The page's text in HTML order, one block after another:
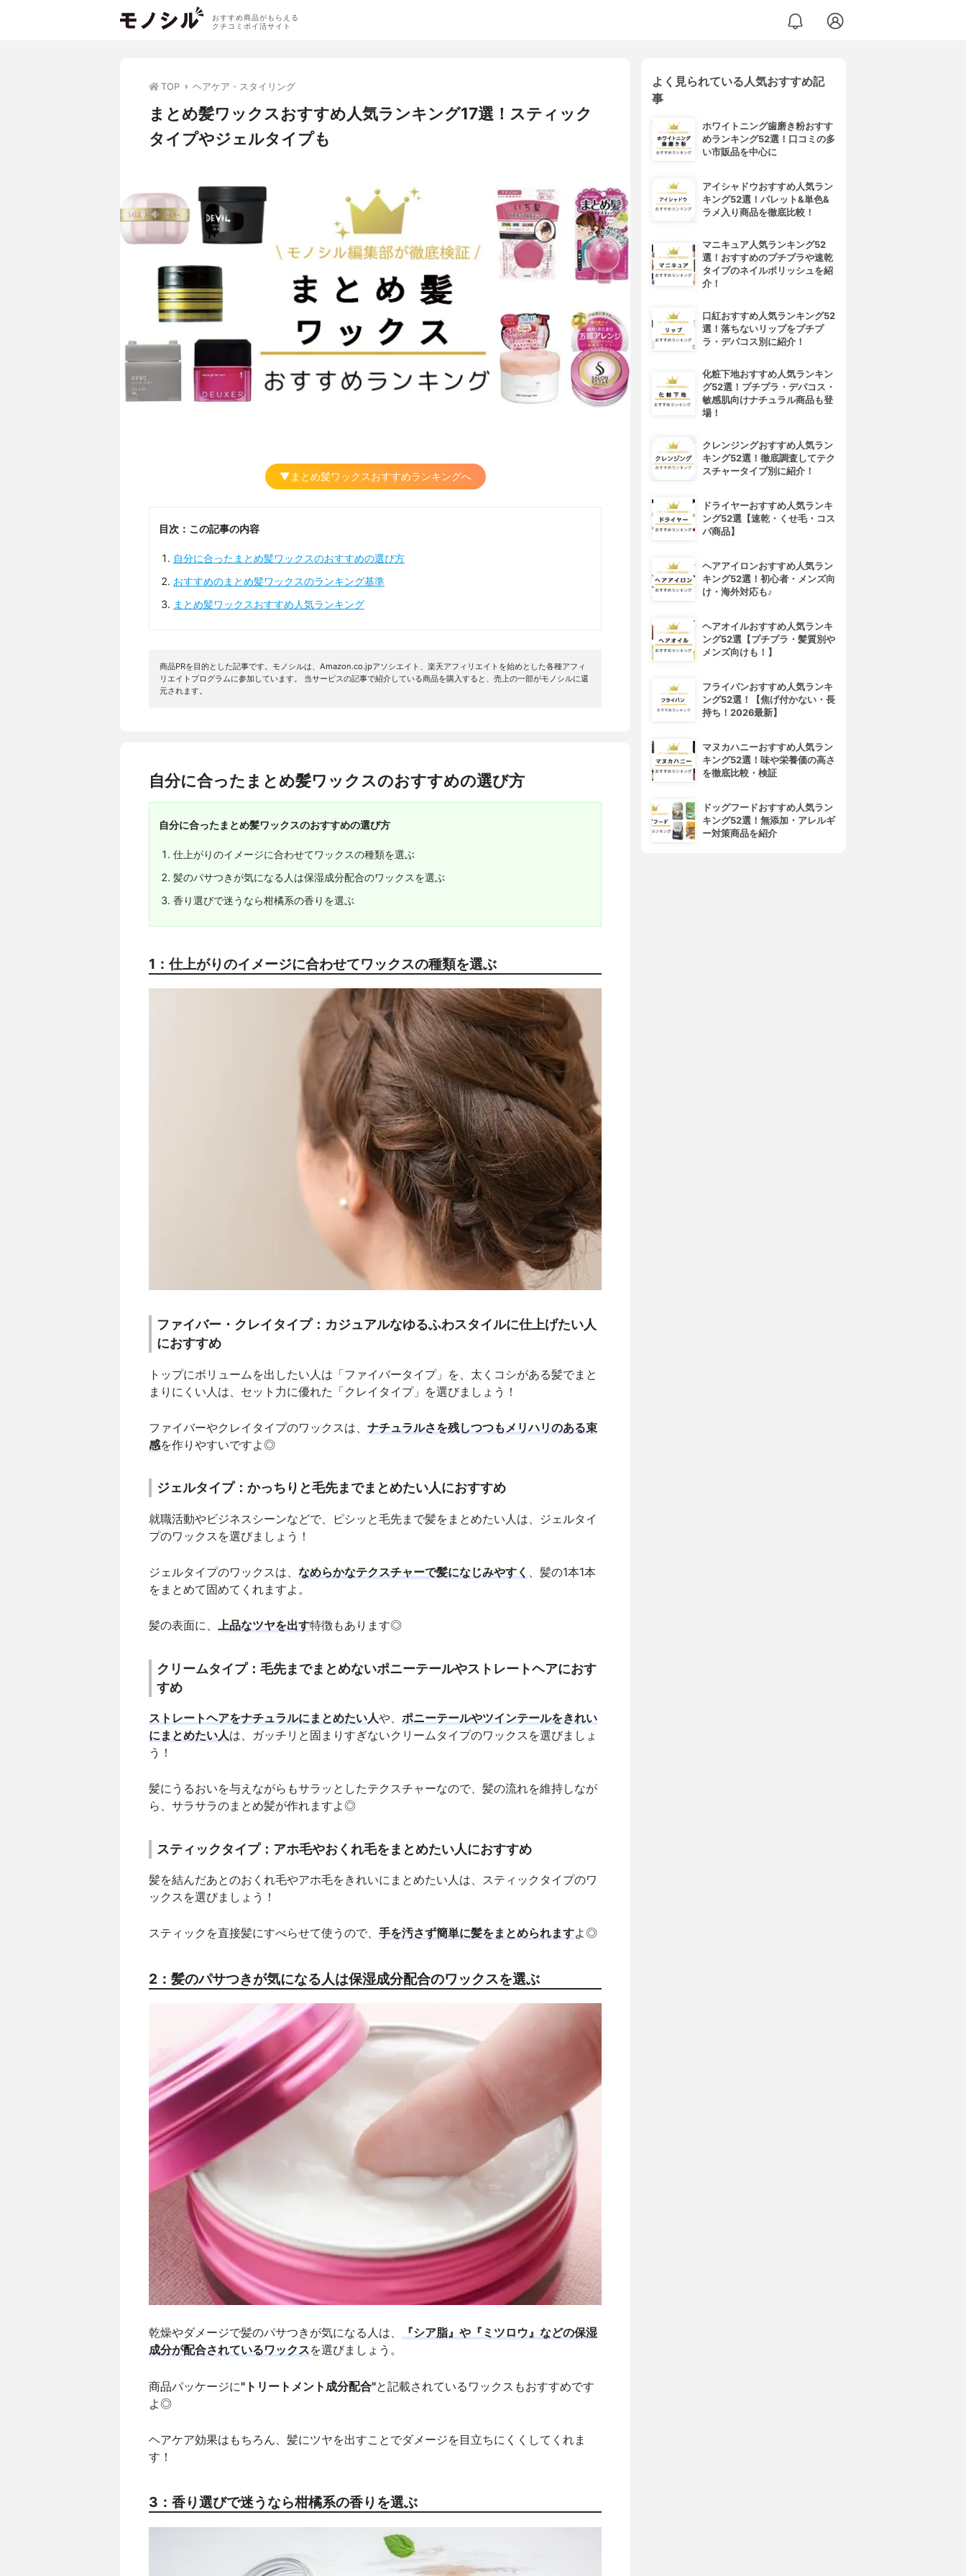
おすすめ商品がもらえる
クチコミポイ活サイト
TOP ヘアケア・スタイリング
まとめ髪ワックスおすすめ人気ランキング17選！スティック
タイプやジェルタイプも
▼まとめ髪ワックスおすすめランキングへ
目次：この記事の内容
自分に合ったまとめ髪ワックスのおすすめの選び方
おすすめのまとめ髪ワックスのランキング基準
まとめ髪ワックスおすすめ人気ランキング
商品PRを目的とした記事です。モノシルは、Amazon.co.jpアソシエイト、楽天アフィリエイトを始めとした各種アフィ
リエイトプログラムに参加しています。 当サービスの記事で紹介している商品を購入すると、売上の一部がモノシルに還
元されます。
自分に合ったまとめ髪ワックスのおすすめの選び方
自分に合ったまとめ髪ワックスのおすすめの選び方
仕上がりのイメージに合わせてワックスの種類を選ぶ
髪のパサつきが気になる人は保湿成分配合のワックスを選ぶ
香り選びで迷うなら柑橘系の香りを選ぶ
1：仕上がりのイメージに合わせてワックスの種類を選ぶ
ファイバー・クレイタイプ：カジュアルなゆるふわスタイルに仕上げたい人
におすすめ
トップにボリュームを出したい人は「ファイバータイプ」を、太くコシがある髪でまと
まりにくい人は、セット力に優れた「クレイタイプ」を選びましょう！
ファイバーやクレイタイプのワックスは、 ナチュラルさを残しつつもメリハリのある束
感を作りやすいですよ◎
ジェルタイプ：かっちりと毛先までまとめたい人におすすめ
就職活動やビジネスシーンなどで、ピシッと毛先まで髪をまとめたい人は、ジェルタイ
プのワックスを選びましょう！
ジェルタイプのワックスは、 なめらかなテクスチャーで髪になじみやすく 、髪の1本1本
をまとめて固めてくれますよ。
髪の表面に、 上品なツヤを出す特徴もあります◎
クリームタイプ：毛先までまとめないポニーテールやストレートヘアにおす
すめ
ストレートヘアをナチュラルにまとめたい人や、 ポニーテールやツインテールをきれい
にまとめたい人は、ガッチリと固まりすぎないクリームタイプのワックスを選びましょ
う！
髪にうるおいを与えながらもサラッとしたテクスチャーなので、髪の流れを維持しなが
ら、サラサラのまとめ髪が作れますよ◎
スティックタイプ：アホ毛やおくれ毛をまとめたい人におすすめ
髪を結んだあとのおくれ毛やアホ毛をきれいにまとめたい人は、スティックタイプのワ
ックスを選びましょう！
スティックを直接髪にすべらせて使うので、 手を汚さず簡単に髪をまとめられますよ◎
2：髪のパサつきが気になる人は保湿成分配合のワックスを選ぶ
乾燥やダメージで髪のパサつきが気になる人は、
『シア脂』や『ミツロウ』などの保湿
成分が配合されているワックスを選びましょう。
商品パッケージに"トリートメント成分配合"と記載されているワックスもおすすめです
よ◎
ヘアケア効果はもちろん、髪にツヤを出すことでダメージを目立ちにくくしてくれま
す！
3：香り選びで迷うなら柑橘系の香りを選ぶ
よく見られている人気おすすめ記
事
ホワイトニング歯磨き粉おすす
めランキング52選！口コミの多
い市販品を中心に
アイシャドウおすすめ人気ラン
キング52選！パレット&単色&
ラメ入り商品を徹底比較！
マニキュア人気ランキング52
選！おすすめのプチプラや速乾
タイプのネイルポリッシュを紹
介！
口紅おすすめ人気ランキング52
選！落ちないリップをプチプ
ラ・デパコス別に紹介！
化粧下地おすすめ人気ランキン
グ52選！プチプラ・デパコス・
敏感肌向けナチュラル商品も登
場！
クレンジングおすすめ人気ラン
キング52選！徹底調査してテク
スチャータイプ別に紹介！
ドライヤーおすすめ人気ランキ
ング52選【速乾・くせ毛・コス
パ商品】
ヘアアイロンおすすめ人気ラン
キング52選！初心者・メンズ向
け・海外対応も♪
ヘアオイルおすすめ人気ランキ
ング52選【プチプラ・髪質別や
メンズ向けも！】
フライパンおすすめ人気ランキ
ング52選！【焦げ付かない・長
持ち！2026最新】
マヌカハニーおすすめ人気ラン
キング52選！味や栄養価の高さ
を徹底比較・検証
ドッグフードおすすめ人気ラン
キング52選！無添加・アレルギ
ー対策商品を紹介